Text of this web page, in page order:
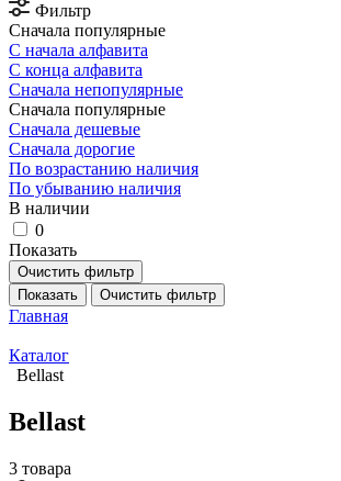
Фильтр
Сначала популярные
С начала алфавита
С конца алфавита
Сначала непопулярные
Сначала популярные
Сначала дешевые
Сначала дорогие
По возрастанию наличия
По убыванию наличия
В наличии
0
Показать
Очистить фильтр
Показать
Очистить фильтр
Главная
Каталог
Bellast
Bellast
3 товара